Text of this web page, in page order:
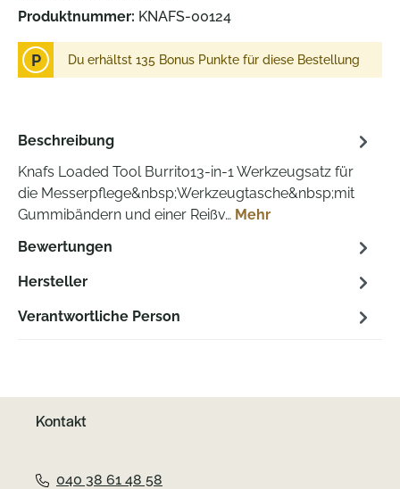
Produktnummer: KNAFS-00124
P Du erhältst 135 Bonus Punkte für diese Bestellung
Beschreibung
Knafs Loaded Tool Burrito13-in-1 Werkzeugsatz für
die Messerpflege&nbsp;Werkzeugtasche&nbsp;mit
Gummibändern und einer Reißv… Mehr
Bewertungen
Hersteller
Verantwortliche Person
Kontakt
040 38 61 48 58